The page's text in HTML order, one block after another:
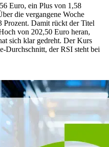
Euro, ein Plus von 1,58
die vergangene Woche
Prozent. Damit rückt der Titel
von 202,50 Euro heran,
sich klar gedreht. Der Kurs
Durchschnitt, der RSI steht bei